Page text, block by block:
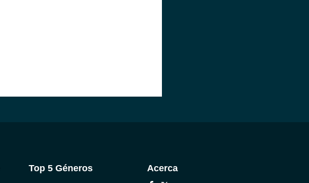
Top 5 Géneros Acerca